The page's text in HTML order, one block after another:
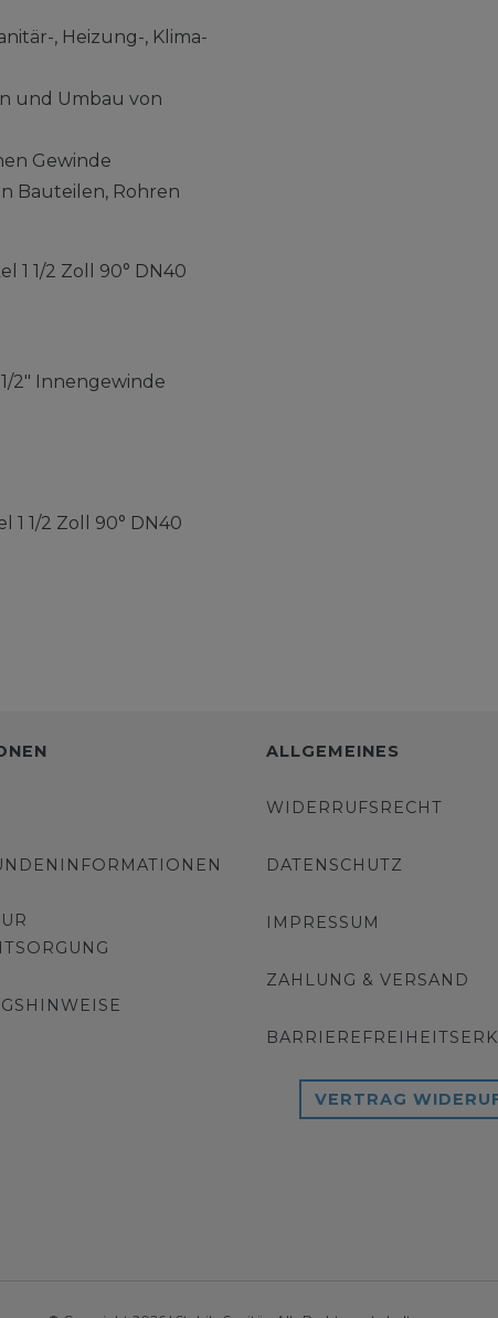
, Heizung-, Klima-
und Umbau von
Gewinde
Bauteilen, Rohren
1 1/2 Zoll 90° DN40
1/2" Innengewinde
1 1/2 Zoll 90° DN40
ALLGEMEINES
WIDERRUFSRECHT
DATENSCHUTZ
IMPRESSUM
ZAHLUNG & VERSAND
VERTRAG